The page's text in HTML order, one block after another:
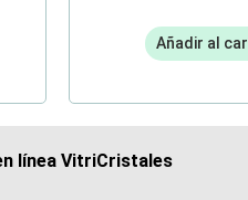
Añadir al
línea VitriCristales